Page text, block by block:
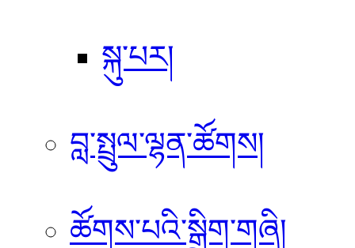
སྐུ་པར།
བླ་སྤྲུལ་ལྷན་ཚོགས།
ཚོགས་པའི་སྒྲིག་གཞི།